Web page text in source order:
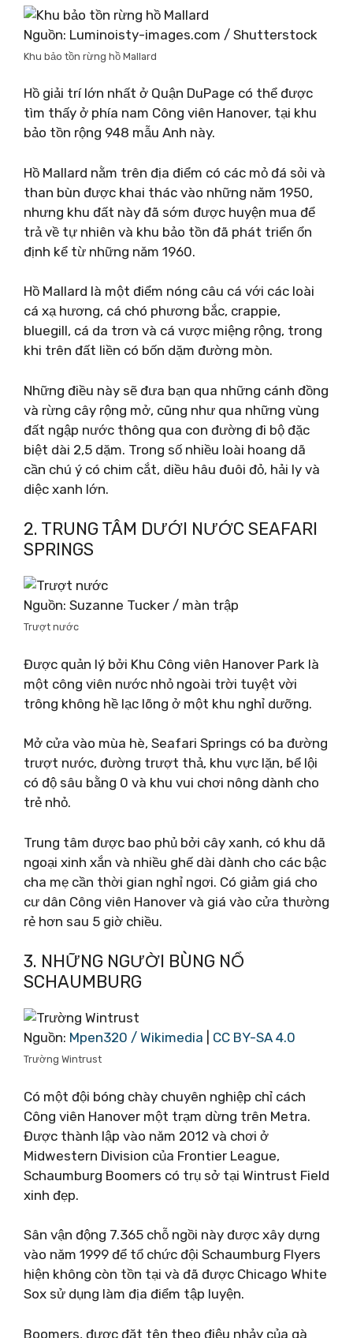
Nguồn: Luminoisty-images.com / Shutterstock
Khu bảo tồn rừng hồ Mallard
Hồ giải trí lớn nhất ở Quận DuPage có thể được
tìm thấy ở phía nam Công viên Hanover, tại khu
bảo tồn rộng 948 mẫu Anh này.
Hồ Mallard nằm trên địa điểm có các mỏ đá sỏi và
than bùn được khai thác vào những năm 1950,
nhưng khu đất này đã sớm được huyện mua để
trả về tự nhiên và khu bảo tồn đã phát triển ổn
định kể từ những năm 1960.
Hồ Mallard là một điểm nóng câu cá với các loài
cá xạ hương, cá chó phương bắc, crappie,
bluegill, cá da trơn và cá vược miệng rộng, trong
khi trên đất liền có bốn dặm đường mòn.
Những điều này sẽ đưa bạn qua những cánh đồng
và rừng cây rộng mở, cũng như qua những vùng
đất ngập nước thông qua con đường đi bộ đặc
biệt dài 2,5 dặm. Trong số nhiều loài hoang dã
cần chú ý có chim cắt, diều hâu đuôi đỏ, hải ly và
diệc xanh lớn.
2. TRUNG TÂM DƯỚI NƯỚC SEAFARI
SPRINGS
Nguồn: Suzanne Tucker / màn trập
Trượt nước
Được quản lý bởi Khu Công viên Hanover Park là
một công viên nước nhỏ ngoài trời tuyệt vời
trông không hề lạc lõng ở một khu nghỉ dưỡng.
Mở cửa vào mùa hè, Seafari Springs có ba đường
trượt nước, đường trượt thả, khu vực lặn, bể lội
có độ sâu bằng 0 và khu vui chơi nông dành cho
trẻ nhỏ.
Trung tâm được bao phủ bởi cây xanh, có khu dã
ngoại xinh xắn và nhiều ghế dài dành cho các bậc
cha mẹ cần thời gian nghỉ ngơi. Có giảm giá cho
cư dân Công viên Hanover và giá vào cửa thường
rẻ hơn sau 5 giờ chiều.
3. NHỮNG NGƯỜI BÙNG NỔ
SCHAUMBURG
Nguồn: Mpen320 / Wikimedia CC BY-SA 4.0
Trường Wintrust
Có một đội bóng chày chuyên nghiệp chỉ cách
Công viên Hanover một trạm dừng trên Metra.
Được thành lập vào năm 2012 và chơi ở
Midwestern Division của Frontier League,
Schaumburg Boomers có trụ sở tại Wintrust Field
xinh đẹp.
Sân vận động 7.365 chỗ ngồi này được xây dựng
vào năm 1999 để tổ chức đội Schaumburg Flyers
hiện không còn tồn tại và đã được Chicago White
Sox sử dụng làm địa điểm tập luyện.
Boomers, được đặt tên theo điệu nhảy của gà